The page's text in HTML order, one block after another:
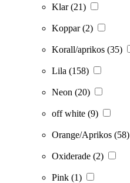
Klar(21)
Koppar(2)
Korall/aprikos (35)
Lila (158)
Neon (20)
off white (9)
Orange/Aprikos (58)
Oxiderade (2)
Pink (1)